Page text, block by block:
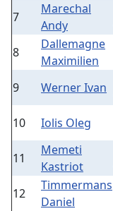
7
Marechal
Andy
8
Dallemagne
Maximilien
9 Werner Ivan
10 Iolis Oleg
11
Memeti
Kastriot
12
Timmermans
Daniel